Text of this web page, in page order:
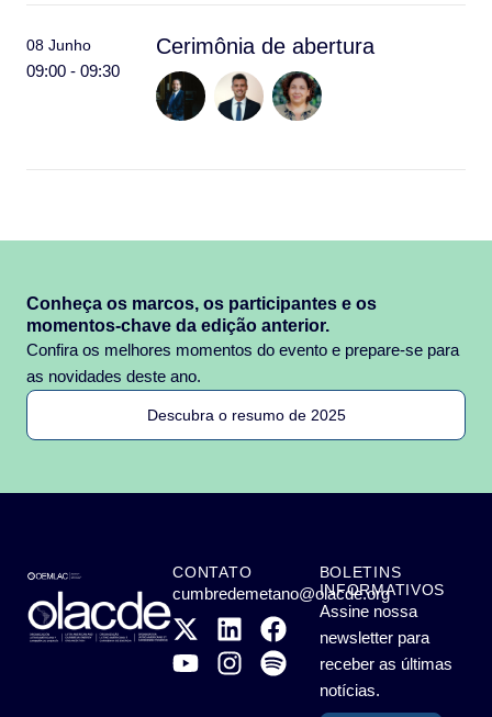
08 Junho
09:00 - 09:30
Cerimônia de abertura
Conheça os marcos, os participantes e os
momentos-chave da edição anterior.
Confira os melhores momentos do evento e prepare-se para
as novidades deste ano.
Descubra o resumo de 2025
CONTATO
cumbredemetano@olacde.org
BOLETINS
INFORMATIVOS
Assine nossa
newsletter para
receber as últimas
notícias.